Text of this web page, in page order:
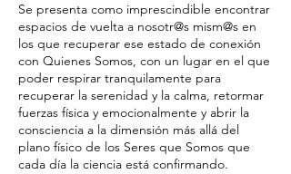
Se presenta como imprescindible encontrar
espacios de vuelta a nosotr@s mism@s en
los que recuperar ese estado de conexión
con Quienes Somos, con un lugar en el que
poder respirar tranquilamente para
recuperar la serenidad y la calma, retormar
fuerzas física y emocionalmente y abrir la
consciencia a la dimensión más allá del
plano físico de los Seres que Somos que
cada día la ciencia está confirmando.